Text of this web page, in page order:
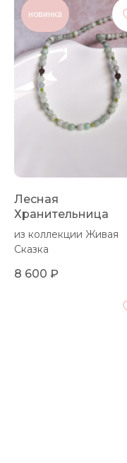
новинка
Лесная
Хранительница
из коллекции Живая
Сказка
8 600 ₽